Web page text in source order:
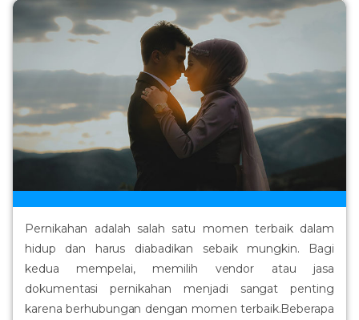
Pernikahan adalah salah satu momen terbaik dalam
hidup dan harus diabadikan sebaik mungkin. Bagi
kedua mempelai, memilih vendor atau jasa
dokumentasi pernikahan menjadi sangat penting
karena berhubungan dengan momen terbaik.Beberapa